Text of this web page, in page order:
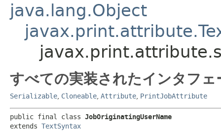
java.lang.Object
すべての実装されたインタフ
Serializable Cloneable Attribute PrintJobAttribute
public final class JobOriginatingUserName
extends TextSyntax